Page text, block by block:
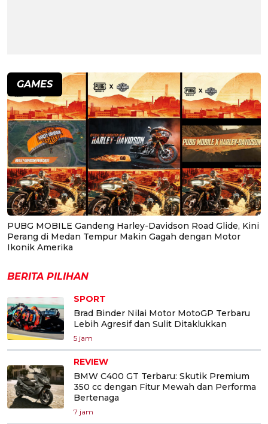
GAMES
PUBG MOBILE Gandeng Harley-Davidson Road Glide, Kini
Perang di Medan Tempur Makin Gagah dengan Motor
Ikonik Amerika
BERITA PILIHAN
SPORT
Brad Binder Nilai Motor MotoGP Terbaru
Lebih Agresif dan Sulit Ditaklukkan
5 jam
REVIEW
BMW C400 GT Terbaru: Skutik Premium
350 cc dengan Fitur Mewah dan Performa
Bertenaga
7 jam